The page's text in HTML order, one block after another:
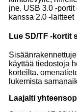
jne. USB 3.0 -
kanssa 2.0 -laitteet
Lue SD/TF -kortit
käyttää tiedostoja
korteilta.
lukemista
Laajalti